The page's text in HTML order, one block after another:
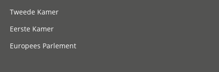
Tweede Kamer
Eerste Kamer
Europees Parlement